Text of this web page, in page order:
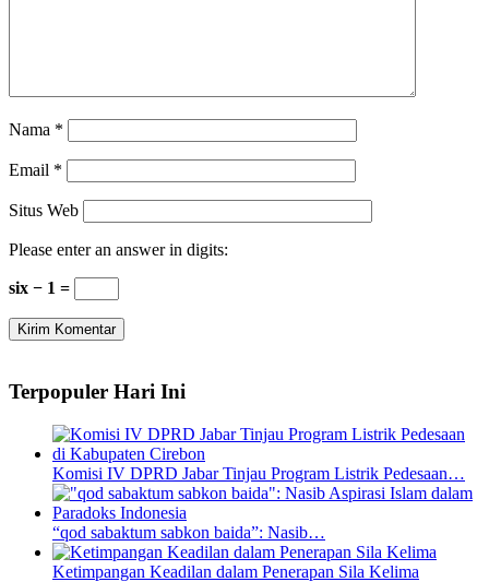
Nama *
Email *
Situs Web
Please enter an answer in digits:
six − 1 =
Terpopuler Hari Ini
Komisi IV DPRD Jabar Tinjau Program Listrik Pedesaan…
“qod sabaktum sabkon baida”: Nasib…
Ketimpangan Keadilan dalam Penerapan Sila Kelima